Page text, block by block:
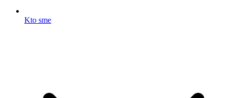
Kto sme